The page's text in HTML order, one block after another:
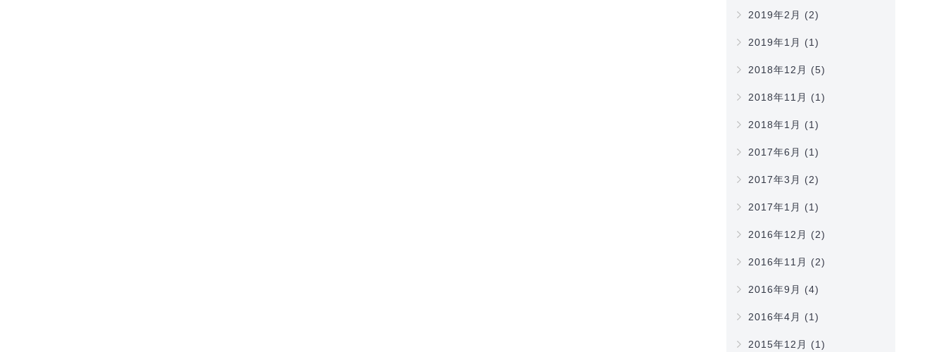
2019年2月 (2)
2019年1月 (1)
2018年12月 (5)
2018年11月 (1)
2018年1月 (1)
2017年6月 (1)
2017年3月 (2)
2017年1月 (1)
2016年12月 (2)
2016年11月 (2)
2016年9月 (4)
2016年4月 (1)
2015年12月 (1)